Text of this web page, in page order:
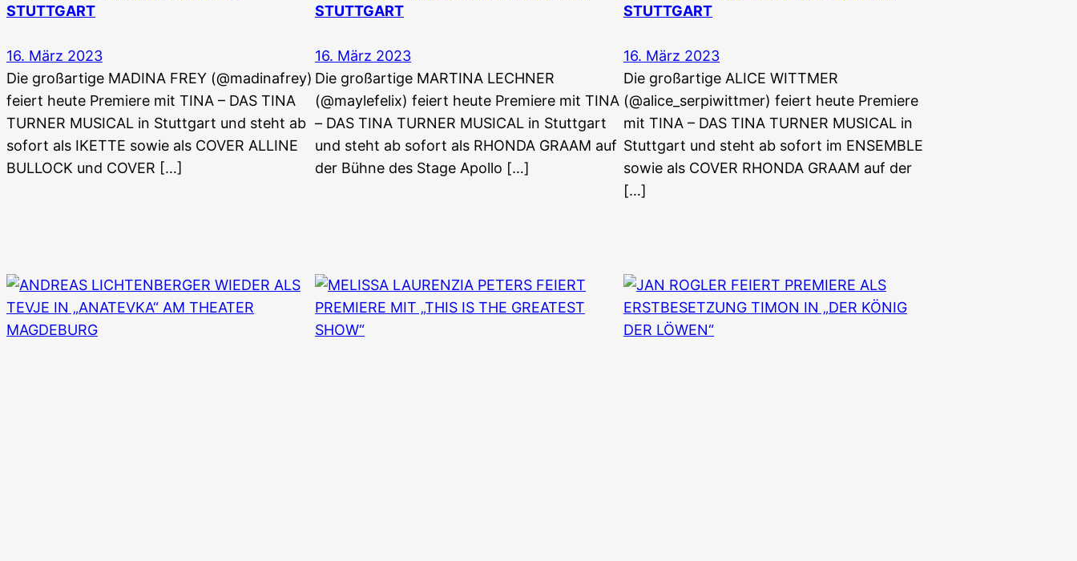
STUTTGART
16. März 2023
Die großartige MADINA FREY (@madinafrey)
feiert heute Premiere mit TINA – DAS TINA
TURNER MUSICAL in Stuttgart und steht ab
sofort als IKETTE sowie als COVER ALLINE
BULLOCK und COVER […]
STUTTGART
16. März 2023
Die großartige MARTINA LECHNER
(@maylefelix) feiert heute Premiere mit TINA
– DAS TINA TURNER MUSICAL in Stuttgart
und steht ab sofort als RHONDA GRAAM auf
der Bühne des Stage Apollo […]
STUTTGART
16. März 2023
Die großartige ALICE WITTMER
(@alice_serpiwittmer) feiert heute Premiere
mit TINA – DAS TINA TURNER MUSICAL in
Stuttgart und steht ab sofort im ENSEMBLE
sowie als COVER RHONDA GRAAM auf der
[…]